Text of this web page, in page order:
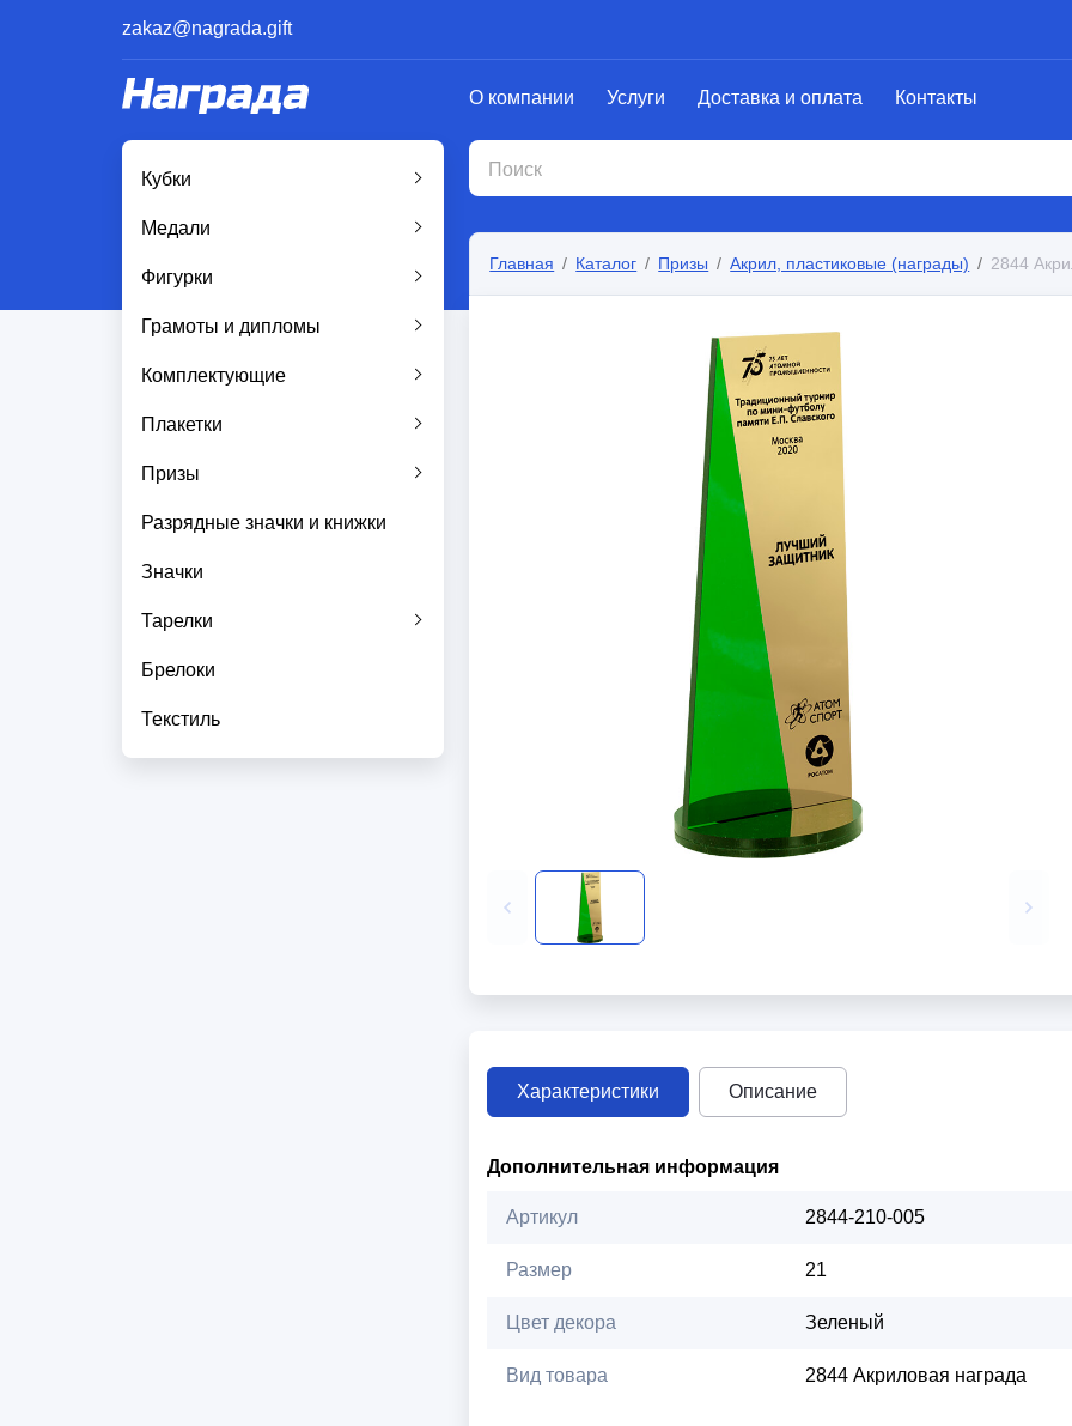
zakaz@nagrada.gift
О компании Услуги Доставка и оплата Контакты
Кубки
Медали
Фигурки
Грамоты и дипломы
Комплектующие
Плакетки
Призы
Разрядные значки и книжки
Значки
Тарелки
Брелоки
Текстиль
Главная Каталог Призы Акрил, пластиковые (награды) 2844
Характеристики Описание
Дополнительная информация
Артикул 2844-210-005
Размер 21
Цвет декора Зеленый
Вид товара 2844 Акриловая награда